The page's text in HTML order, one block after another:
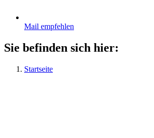
Mail empfehlen
Sie befinden sich hier:
Startseite